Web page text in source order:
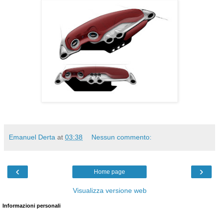
Emanuel Derta at 03:38 Nessun commento:
‹ ›
Home page
Visualizza versione web
Informazioni personali